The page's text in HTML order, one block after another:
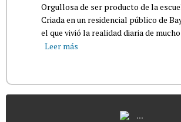
Orgullosa de ser producto de la
Criada en un residencial público de
el que vivió la realidad diaria de
Leer más
...